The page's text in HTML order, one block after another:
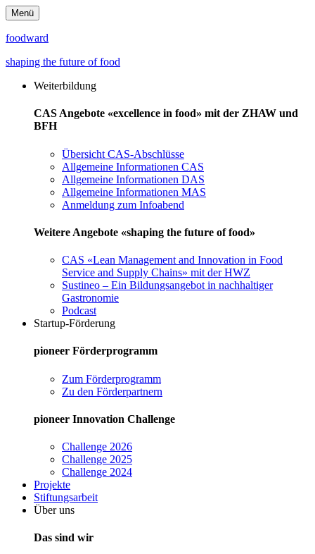
Menü
foodward
shaping the future of food
Weiterbildung
CAS Angebote «excellence in food» mit der ZHAW und
BFH
Übersicht CAS-Abschlüsse
Allgemeine Informationen CAS
Allgemeine Informationen DAS
Allgemeine Informationen MAS
Anmeldung zum Infoabend
Weitere Angebote «shaping the future of food»
CAS «Lean Management and Innovation in Food
Service and Supply Chains» mit der HWZ
Sustineo – Ein Bildungsangebot in nachhaltiger
Gastronomie
Podcast
Startup-Förderung
pioneer Förderprogramm
Zum Förderprogramm
Zu den Förderpartnern
pioneer Innovation Challenge
Challenge 2026
Challenge 2025
Challenge 2024
Projekte
Stiftungsarbeit
Über uns
Das sind wir